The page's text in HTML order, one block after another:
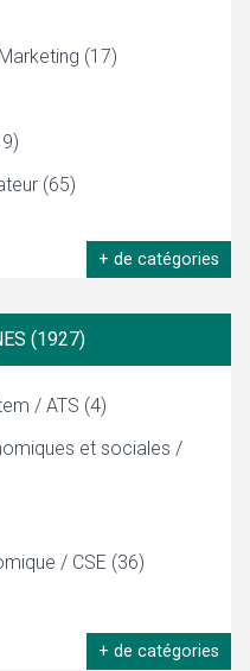
(17)
(65)
+ de catégories
(1927)
/ ATS (4)
et sociales /
/ CSE (36)
+ de catégories